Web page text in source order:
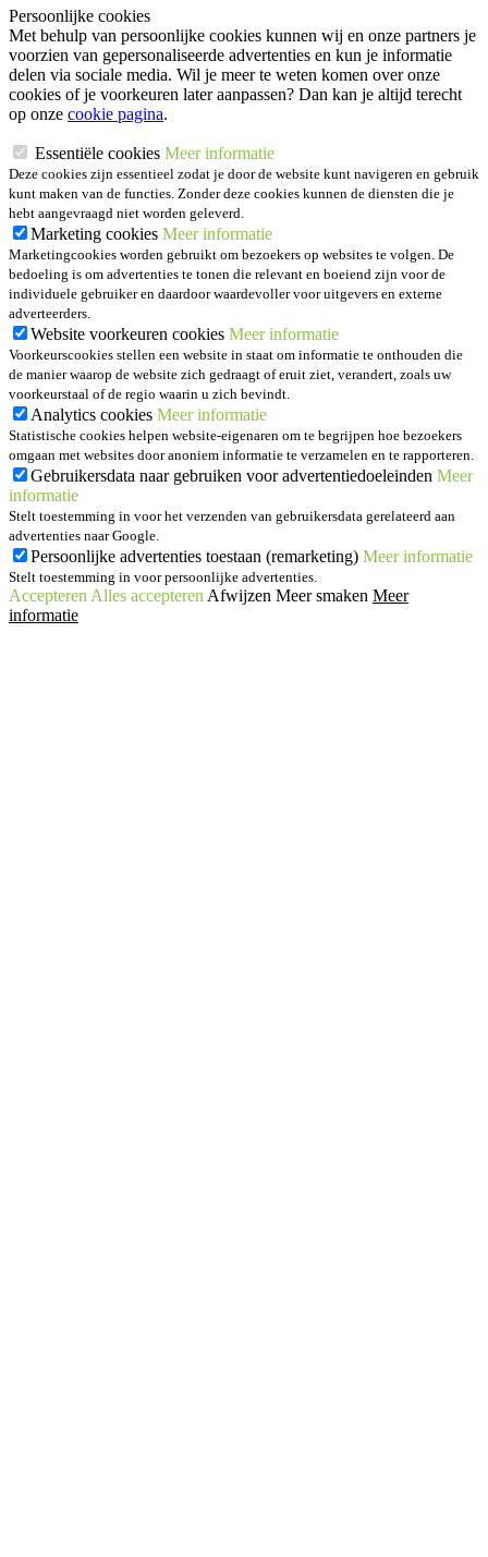
Persoonlijke cookies
Met behulp van persoonlijke cookies kunnen wij en onze partners je
voorzien van gepersonaliseerde advertenties en kun je informatie
delen via sociale media. Wil je meer te weten komen over onze
cookies of je voorkeuren later aanpassen? Dan kan je altijd terecht
op onze cookie pagina.
Essentiële cookies Meer informatie
Deze cookies zijn essentieel zodat je door de website kunt navigeren en gebruik
kunt maken van de functies. Zonder deze cookies kunnen de diensten die je
hebt aangevraagd niet worden geleverd.
Marketing cookies Meer informatie
Marketingcookies worden gebruikt om bezoekers op websites te volgen. De
bedoeling is om advertenties te tonen die relevant en boeiend zijn voor de
individuele gebruiker en daardoor waardevoller voor uitgevers en externe
adverteerders.
Website voorkeuren cookies Meer informatie
Voorkeurscookies stellen een website in staat om informatie te onthouden die
de manier waarop de website zich gedraagt of eruit ziet, verandert, zoals uw
voorkeurstaal of de regio waarin u zich bevindt.
Analytics cookies Meer informatie
Statistische cookies helpen website-eigenaren om te begrijpen hoe bezoekers
omgaan met websites door anoniem informatie te verzamelen en te rapporteren.
Gebruikersdata naar gebruiken voor advertentiedoeleinden Meer
informatie
Stelt toestemming in voor het verzenden van gebruikersdata gerelateerd aan
advertenties naar Google.
Persoonlijke advertenties toestaan (remarketing) Meer informatie
Stelt toestemming in voor persoonlijke advertenties.
Accepteren Alles accepteren Afwijzen Meer smaken Meer
informatie